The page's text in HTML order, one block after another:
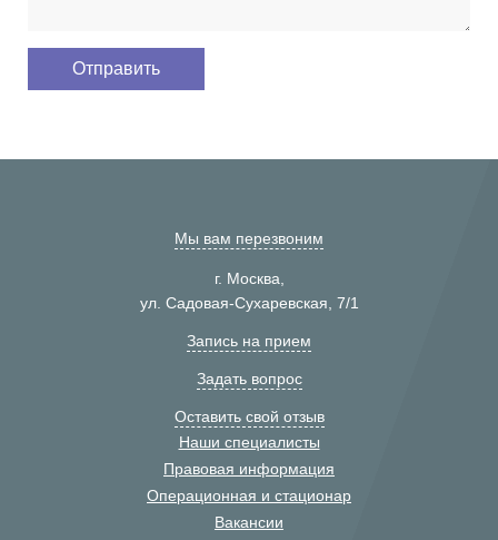
Мы вам перезвоним
г. Москва,
ул. Садовая-Сухаревская, 7/1
Запись на прием
Задать вопрос
Оставить свой отзыв
Наши специалисты
Правовая информация
Операционная и стационар
Вакансии